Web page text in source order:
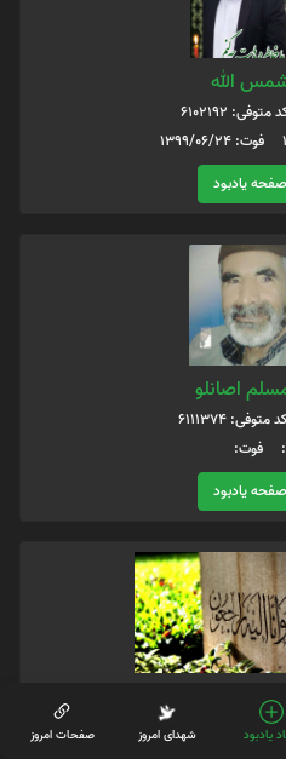
الله
یادبود
اصانلو
فوت:
یادبود
اله رجبی
یادبود شهدای امروز صفحات امروز